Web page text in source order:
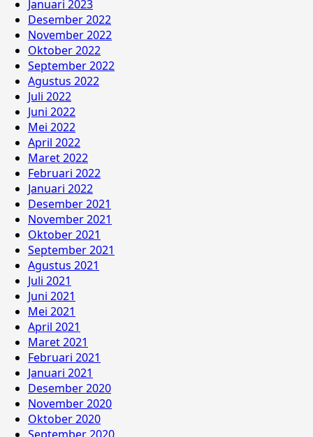
Januari 2023
Desember 2022
November 2022
Oktober 2022
September 2022
Agustus 2022
Juli 2022
Juni 2022
Mei 2022
April 2022
Maret 2022
Februari 2022
Januari 2022
Desember 2021
November 2021
Oktober 2021
September 2021
Agustus 2021
Juli 2021
Juni 2021
Mei 2021
April 2021
Maret 2021
Februari 2021
Januari 2021
Desember 2020
November 2020
Oktober 2020